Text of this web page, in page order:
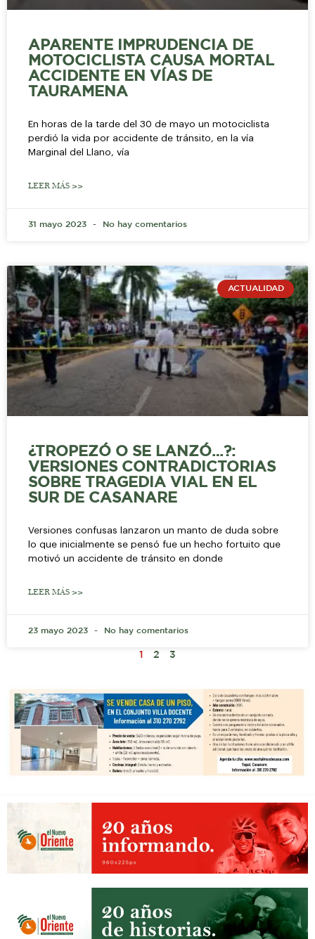
APARENTE IMPRUDENCIA DE
MOTOCICLISTA CAUSA MORTAL
ACCIDENTE EN VÍAS DE
TAURAMENA
En horas de la tarde del 30 de mayo un motociclista
perdió la vida por accidente de tránsito, en la vía
Marginal del Llano, vía
LEER MÁS >>
31 mayo 2023 No hay comentarios
ACTUALIDAD
¿TROPEZÓ O SE LANZÓ…?:
VERSIONES CONTRADICTORIAS
SOBRE TRAGEDIA VIAL EN EL
SUR DE CASANARE
Versiones confusas lanzaron un manto de duda sobre
lo que inicialmente se pensó fue un hecho fortuito que
motivó un accidente de tránsito en donde
LEER MÁS >>
23 mayo 2023 No hay comentarios
1 2 3